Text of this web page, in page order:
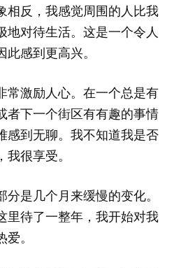
相反，我感觉周围的人比我
地对待生活。这是一个令人
感到更高兴。
常激励人心。在一个总是有
者下一个街区有有趣的事情
感到无聊。我不知道我是否
很享受。
是几个月来缓慢的变化。
里待了一整年，我开始对我
。